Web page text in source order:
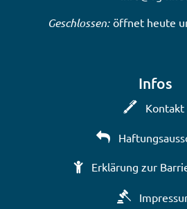
Klicken, um weitere
Geschlossen: öffnet heute
Infos
Kontakt
Erklärung zur